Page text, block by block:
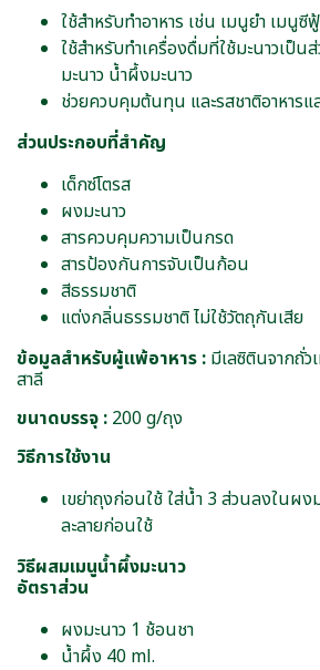
ใช้สำหรับทำอาหาร เช่น เมนูยำ เมนูซี
ใช้สำหรับทำเครื่องดื่มที่ใช้มะนาวเป็น
มะนาว น้ำผึ้งมะนาว
ช่วยควบคุมต้นทุน และรสชาติอาหารแ
ส่วนประกอบที่สำคัญ
เด็กซ์โตรส
ผงมะนาว
สารควบคุมความเป็นกรด
สารป้องกันการจับเป็นก้อน
สีธรรมชาติ
แต่งกลิ่นธรรมชาติ ไม่ใช้วัตถุกันเสีย
ข้อมูลสำหรับผู้แพ้อาหาร : มีเลซิตินจากถั่ว
สาลี
ขนาดบรรจุ : 200 g/ถุง
วิธีการใช้งาน
เขย่าถุงก่อนใช้ ใส่น้ำ 3 ส่วนลงในผง
ละลายก่อนใช้
วิธีผสมเมนูน้ำผึ้งมะนาว
อัตราส่วน
ผงมะนาว 1 ช้อนชา
น้ำผึ้ง 40 ml.